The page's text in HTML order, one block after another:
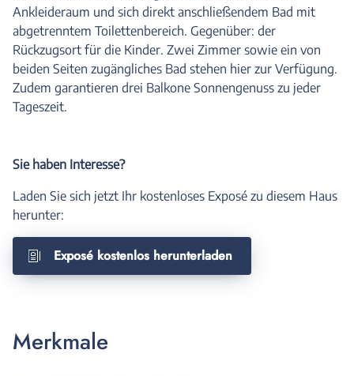
Ankleideraum und sich direkt anschließendem Bad mit
abgetrenntem Toilettenbereich. Gegenüber: der
Rückzugsort für die Kinder. Zwei Zimmer sowie ein von
beiden Seiten zugängliches Bad stehen hier zur Verfügung.
Zudem garantieren drei Balkone Sonnengenuss zu jeder
Tageszeit.
Sie haben Interesse?
Laden Sie sich jetzt Ihr kostenloses Exposé zu diesem Haus
herunter:
Exposé kostenlos herunterladen
Merkmale